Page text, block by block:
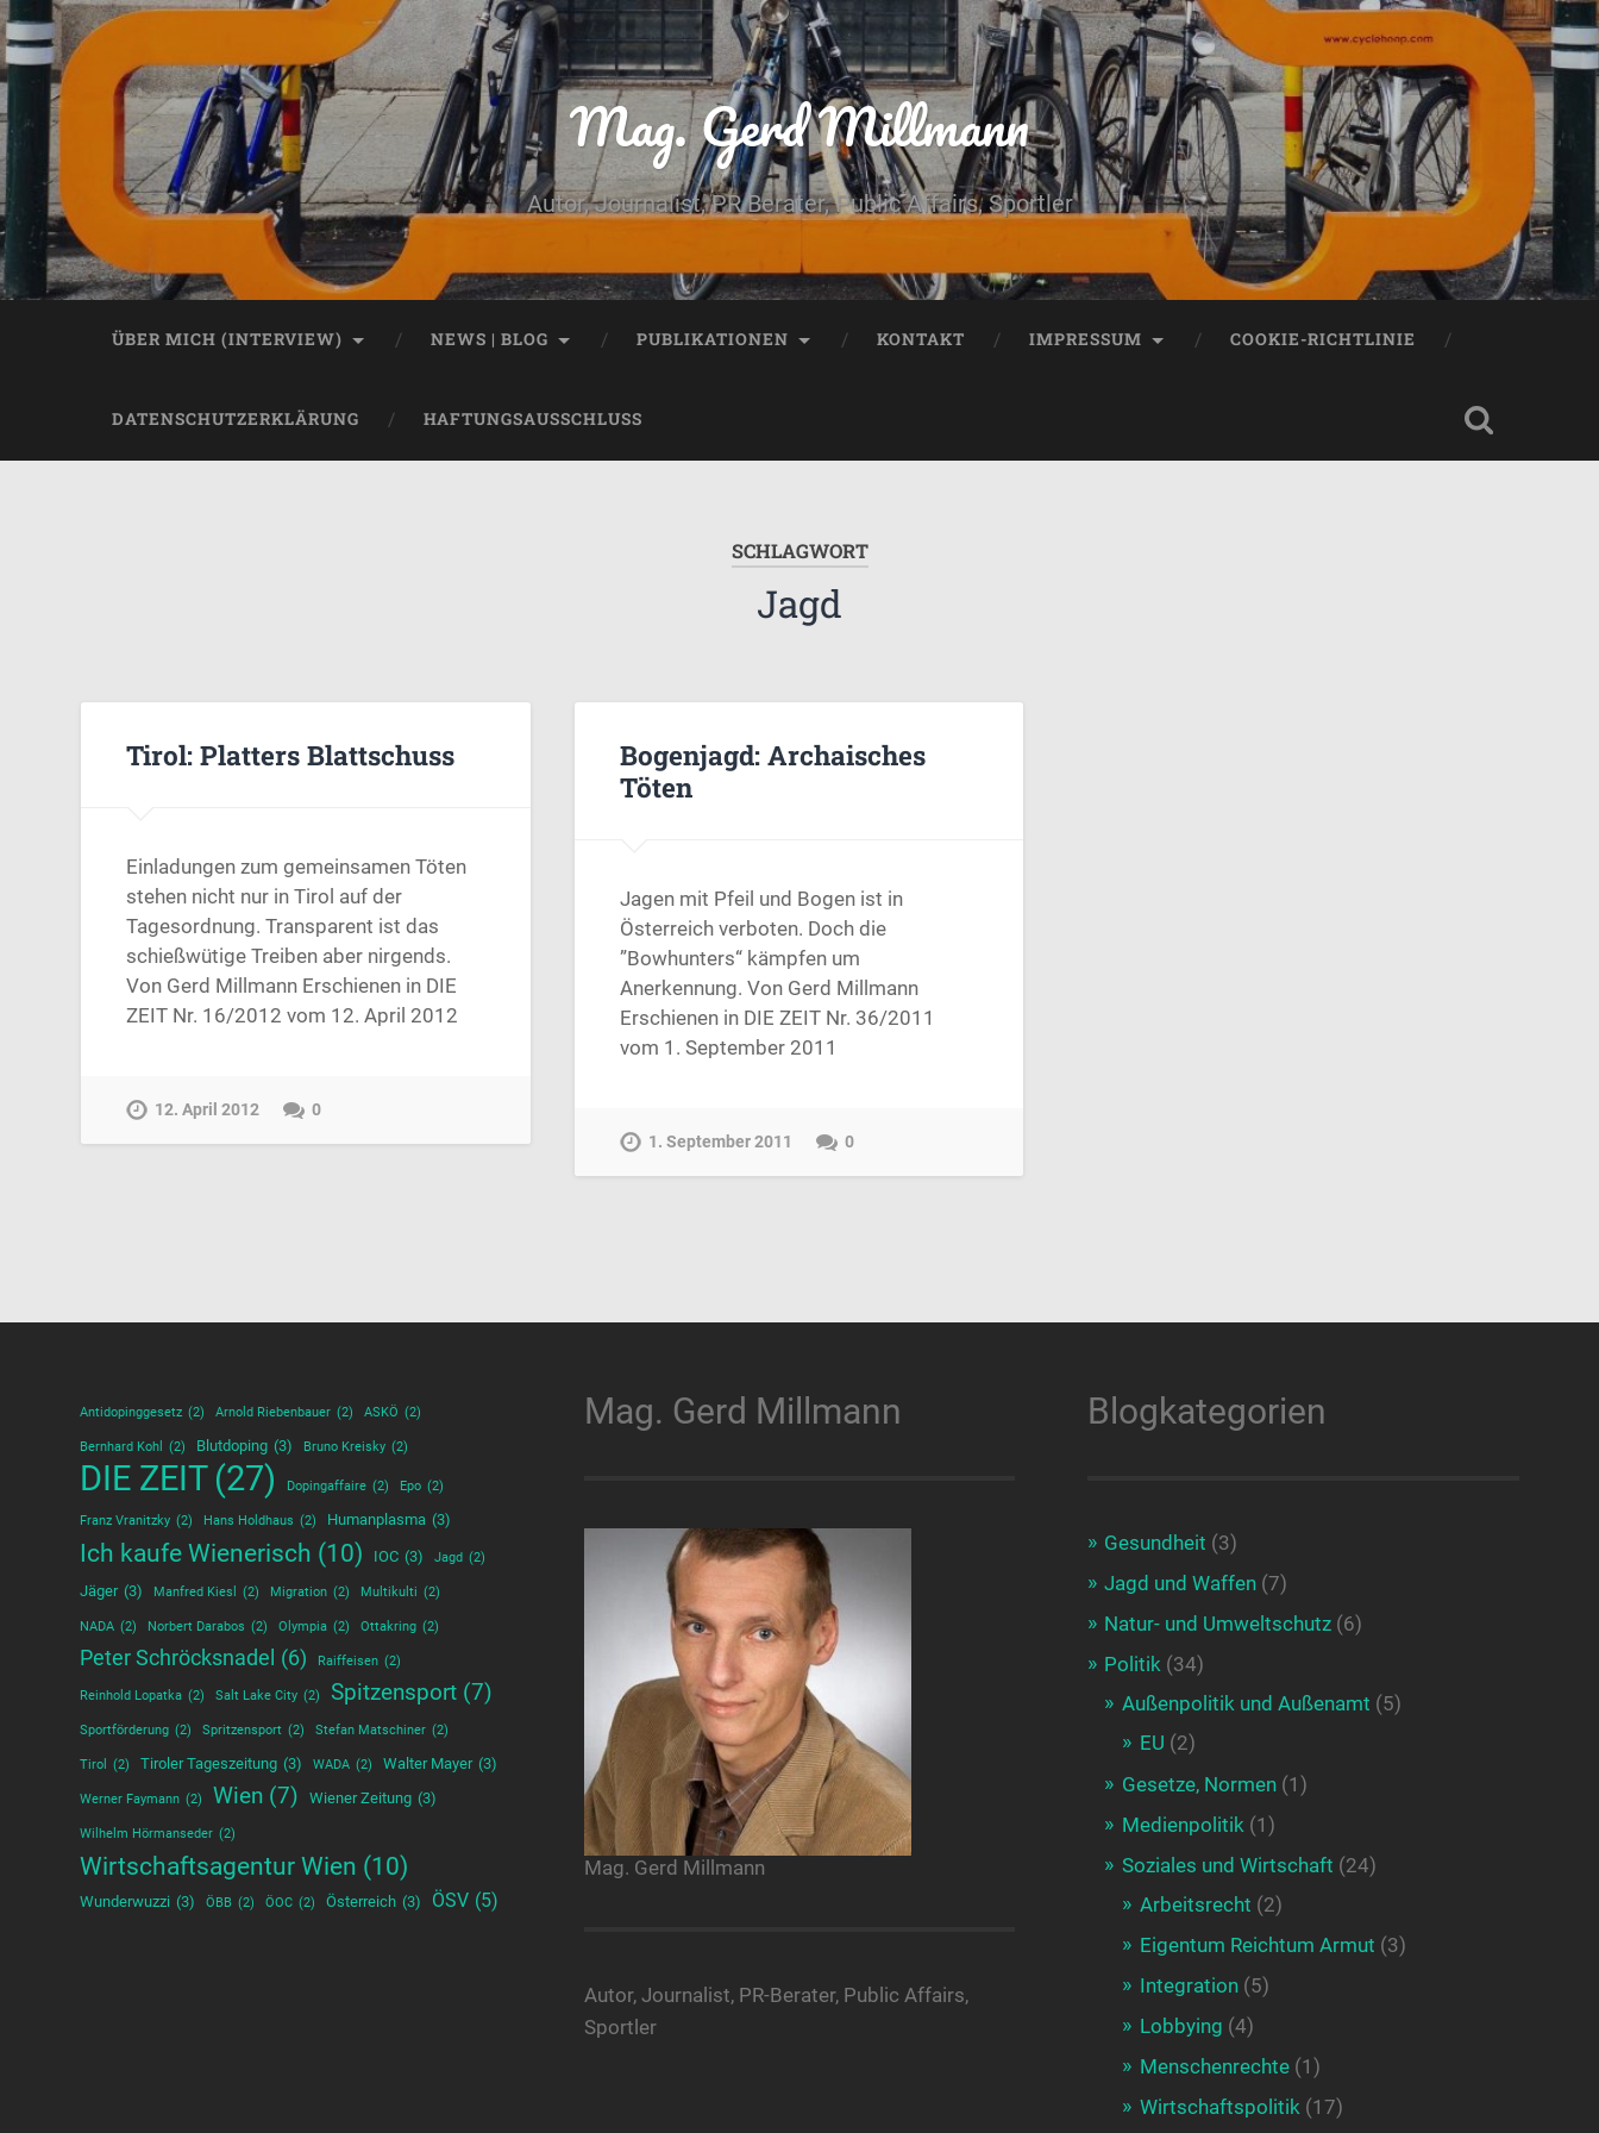
Mag. Gerd Millmann
Autor, Journalist, PR Berater, Public Affairs, Sportler
ÜBER MICH (INTERVIEW) NEWS | BLOG PUBLIKATIONEN KONTAKT IMPRESSUM COOKIE-RICHTLINIE
DATENSCHUTZERKLÄRUNG HAFTUNGSAUSSCHLUSS
SCHLAGWORT
Jagd
Tirol: Platters Blattschuss
Einladungen zum gemeinsamen Töten
stehen nicht nur in Tirol auf der
Tagesordnung. Transparent ist das
schießwütige Treiben aber nirgends.
Von Gerd Millmann Erschienen in DIE
ZEIT Nr. 16/2012 vom 12. April 2012
12. April 2012 0
Bogenjagd: Archaisches
Töten
Jagen mit Pfeil und Bogen ist in
Österreich verboten. Doch die
”Bowhunters“ kämpfen um
Anerkennung. Von Gerd Millmann
Erschienen in DIE ZEIT Nr. 36/2011
vom 1. September 2011
1. September 2011 0
Antidopinggesetz (2) Arnold Riebenbauer (2) ASKÖ (2)
Bernhard Kohl (2) Blutdoping (3) Bruno Kreisky (2)
DIE ZEIT (27) Dopingaffaire (2) Epo (2)
Franz Vranitzky (2) Hans Holdhaus (2) Humanplasma (3)
Ich kaufe Wienerisch (10) IOC (3) Jagd (2)
Jäger (3) Manfred Kiesl (2) Migration (2) Multikulti (2)
NADA (2) Norbert Darabos (2) Olympia (2) Ottakring (2)
Peter Schröcksnadel (6) Raiffeisen (2)
Reinhold Lopatka (2) Salt Lake City (2) Spitzensport (7)
Sportförderung (2) Spritzensport (2) Stefan Matschiner (2)
Tirol (2) Tiroler Tageszeitung (3) WADA (2) Walter Mayer (3)
Werner Faymann (2) Wien (7) Wiener Zeitung (3)
Wilhelm Hörmanseder (2)
Wirtschaftsagentur Wien (10)
Wunderwuzzi (3) ÖBB (2) ÖOC (2) Österreich (3) ÖSV (5)
Mag. Gerd Millmann
Mag. Gerd Millmann
Autor, Journalist, PR-Berater, Public Affairs,
Sportler
Blogkategorien
Gesundheit (3)
Jagd und Waffen(7)
Natur- und Umweltschutz(6)
Politik(34)
Außenpolitik und Außenamt (5)
EU (2)
Gesetze, Normen(1)
Medienpolitik(1)
Soziales und Wirtschaft (24)
Arbeitsrecht (2)
Eigentum Reichtum Armut (3)
Integration(5)
Lobbying (4)
Menschenrechte(1)
Wirtschaftspolitik(17)